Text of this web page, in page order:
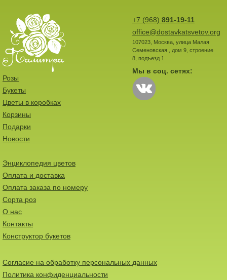
+7 (968) 891-19-11
office@dostavkatsvetov.org
107023, Москва, улица Малая
Семеновская , дом 9, строение
8, подъезд 1
Мы в соц. сетях:
Розы
Букеты
Цветы в коробках
Корзины
Подарки
Новости
Энциклопедия цветов
Оплата и доставка
Оплата заказа по номеру
Сорта роз
О нас
Контакты
Конструктор букетов
Согласие на обработку персональных данных
Политика конфиденциальности